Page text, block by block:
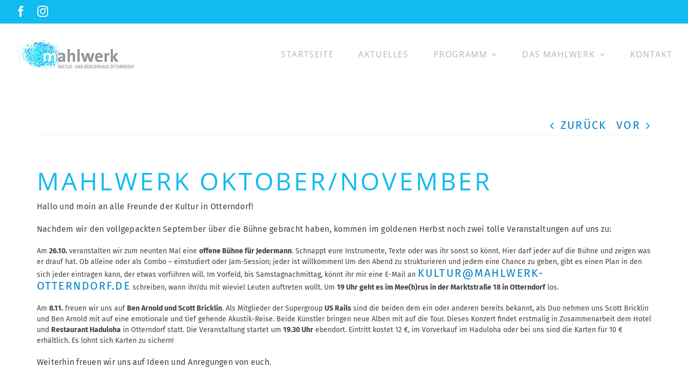
ZUM
INHALT
Facebook
STARTSEITE AKTUELLES PROGRAMM DAS MAHLWERK KONTAKT
ZURÜCK VOR
MAHLWERK OKTOBER/NOVEMBER
Hallo und moin an alle Freunde der Kultur in Otterndorf!
Nachdem wir den vollgepackten September über die Bühne gebracht haben, kommen im goldenen Herbst noch zwei tolle Veranstaltungen auf uns zu:
Am 26.10. veranstalten wir zum neunten Mal eine offene Bühne für Jedermann. Schnappt eure Instrumente, Texte oder was ihr sonst so könnt. Hier darf jeder auf die Bühne und zeigen was
er drauf hat. Ob alleine oder als Combo – einstudiert oder Jam-Session; jeder ist willkommen! Um den Abend zu strukturieren und jedem eine Chance zu geben, gibt es einen Plan in den
sich jeder eintragen kann, der etwas vorführen will. Im Vorfeld, bis Samstagnachmittag, könnt ihr mir eine E-Mail an KULTUR@MAHLWERK-
OTTERNDORF.DE schreiben, wann ihr/du mit wieviel Leuten auftreten wollt.Um 19 Uhr geht es im Mee(h)rus in der Marktstraße 18 in Otterndorflos.
Am 8.11. freuen wir uns auf Ben Arnold und Scott Bricklin. Als Mitglieder der Supergroup US Rails sind die beiden dem ein oder anderen bereits bekannt, als Duo nehmen uns Scott Bricklin
und Ben Arnold mit auf eine emotionale und tief gehende Akustik-Reise. Beide Künstler bringen neue Alben mit auf die Tour. Dieses Konzert findet erstmalig in Zusammenarbeit dem Hotel
und Restaurant Haduloha in Otterndorf statt. Die Veranstaltung startet um 19.30 Uhr ebendort. Eintritt kostet 12 €, im Vorverkauf im Haduloha oder bei uns sind die Karten für 10 €
erhältlich. Es lohnt sich Karten zu sichern!
Weiterhin freuen wir uns auf Ideen und Anregungen von euch.